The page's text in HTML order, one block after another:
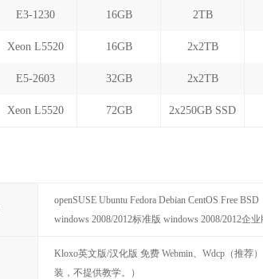
E3-1230 16GB 2TB
Xeon L5520 16GB 2x2TB
E5-2603 32GB 2x2TB
Xeon L5520 72GB 2x250GB SSD
openSUSE Ubuntu Fedora Debian CentOS Free BSD
windows 2008/2012标准版 windows 2008/2012企业
Kloxo英文版/汉化版 免费 Webmin、Wdcp（推荐
装，不提供教学。）